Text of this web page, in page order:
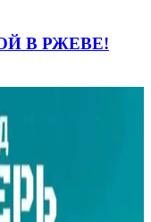
В РЖЕВЕ!